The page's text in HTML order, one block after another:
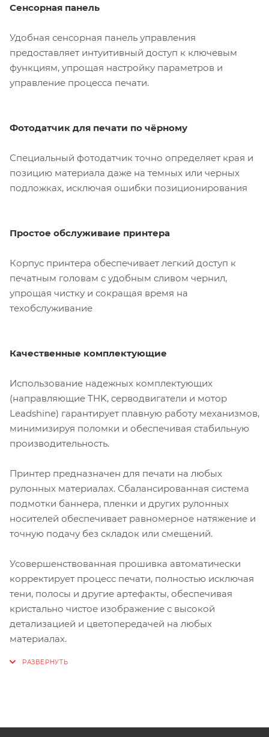
Сенсорная панель
Удобная сенсорная панель управления
предоставляет интуитивный доступ к ключевым
функциям, упрощая настройку параметров и
управление процесса печати.
Фотодатчик для печати по чёрному
Специальный фотодатчик точно определяет края и
позицию материала даже на темных или черных
подложках, исключая ошибки позиционирования
Простое обслуживаие принтера
Корпус принтера обеспечивает легкий доступ к
печатным головам с удобным сливом чернил,
упрощая чистку и сокращая время на
техобслуживание
Качественные комплектующие
Использование надежных комплектующих
(направляющие THK, серводвигатели и мотор
Leadshine) гарантирует плавную работу механизмов,
минимизируя поломки и обеспечивая стабильную
производительность.
Принтер предназначен для печати на любых
рулонных материалах. Сбалансированная система
подмотки баннера, пленки и других рулонных
носителей обеспечивает равномерное натяжение и
точную подачу без складок или смещений.
Усовершенствованная прошивка автоматически
корректирует процесс печати, полностью исключая
тени, полосы и другие артефакты, обеспечивая
кристально чистое изображение с высокой
детализацией и цветопередачей на любых
материалах.